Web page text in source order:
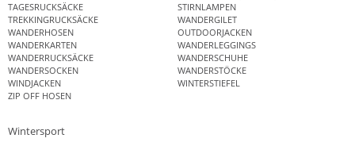
TAGESRUCKSÄCKE
STIRNLAMPEN
TREKKINGRUCKSÄCKE
WANDERGILET
WANDERHOSEN
OUTDOORJACKEN
WANDERKARTEN
WANDERLEGGINGS
WANDERRUCKSÄCKE
WANDERSCHUHE
WANDERSOCKEN
WANDERSTÖCKE
WINDJACKEN
WINTERSTIEFEL
ZIP OFF HOSEN
Wintersport